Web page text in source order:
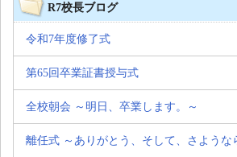
R7校長ブログ
令和7年度修了式
第65回卒業証書授与式
全校朝会 ～明日、卒業します。～
離任式 ～ありがとう、そして、さような